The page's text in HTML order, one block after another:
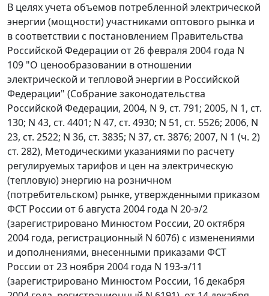
В целях учета объемов потребленной электрической
энергии (мощности) участниками оптового рынка и
в соответствии с постановлением Правительства
Российской Федерации от 26 февраля 2004 года N
109 "О ценообразовании в отношении
электрической и тепловой энергии в Российской
Федерации" (Собрание законодательства
Российской Федерации, 2004, N 9, ст. 791; 2005, N 1, ст.
130; N 43, ст. 4401; N 47, ст. 4930; N 51, ст. 5526; 2006, N
23, ст. 2522; N 36, ст. 3835; N 37, ст. 3876; 2007, N 1 (ч. 2)
ст. 282), Методическими указаниями по расчету
регулируемых тарифов и цен на электрическую
(тепловую) энергию на розничном
(потребительском) рынке, утвержденными приказом
ФСТ России от 6 августа 2004 года N 20-э/2
(зарегистрировано Минюстом России, 20 октября
2004 года, регистрационный N 6076) с изменениями
и дополнениями, внесенными приказами ФСТ
России от 23 ноября 2004 года N 193-э/11
(зарегистрировано Минюстом России, 16 декабря